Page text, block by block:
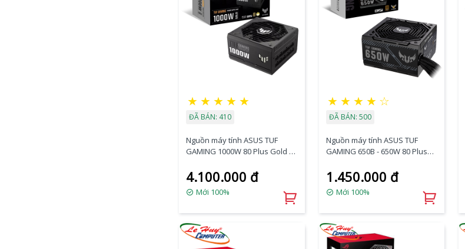
★ ★ ★ ★ ★
ĐÃ BÁN: 410
Nguồn máy tính ASUS TUF
GAMING 1000W 80 Plus Gold -
4.100.000 đ
Mới 100%
★ ★ ★ ★ ☆
ĐÃ BÁN: 500
Nguồn máy tính ASUS TUF
GAMING 650B - 650W 80 Plus
1.450.000 đ
Mới 100%